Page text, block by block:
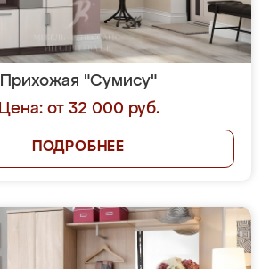
Прихожая "Сумису"
Цена: от 32 000 руб.
ПОДРОБНЕЕ